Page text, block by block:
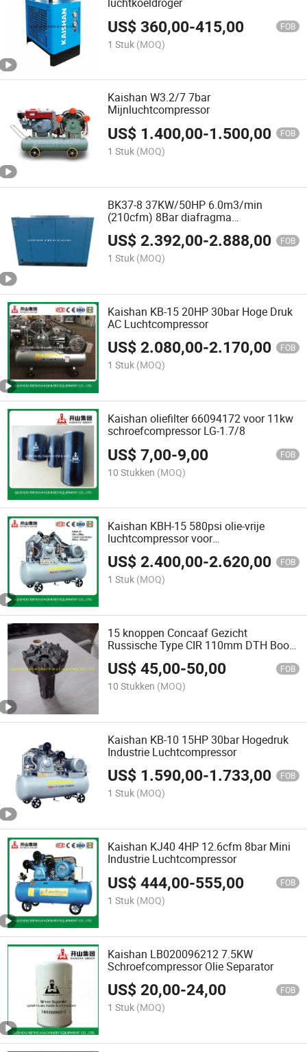
US$360,00-415,00 FOB
1 Stuk (MOQ)
Kaishan W3.2/7 7bar
Mijnluchtcompressor
US$ 1.400,00-1.500,00 FOB
1 Stuk (MOQ)
BK37-8 37KW/50HP 6.0m3/min
(210cfm) 8Bar diafragma
compressoren
US$2.392,00-2.888,00 FOB
1 Stuk (MOQ)
Kaishan KB-15 20HP 30bar Hoge Druk
AC Luchtcompressor
US$2.080,00-2.170,00 FOB
1 Stuk (MOQ)
Kaishan oliefilter 66094172 voor 11kw
schroefcompressor LG-1.7/8
US$7,00-9,00 FOB
10 Stukken (MOQ)
Kaishan KBH-15 580psi olie-vrije
luchtcompressor voor
flessenblaasmachine
US$2.400,00-2.620,00 FOB
1 Stuk (MOQ)
15 knoppen Concaaf Gezicht
Russische Type CIR 110mm DTH Boor
US$45,00-50,00 FOB
10 Stukken (MOQ)
Kaishan KB-10 15HP 30bar Hogedruk
Industrie Luchtcompressor
US$ 1.590,00-1.733,00 FOB
1 Stuk (MOQ)
Kaishan KJ40 4HP 12.6cfm 8bar Mini
Industrie Luchtcompressor
US$444,00-555,00 FOB
1 Stuk (MOQ)
Kaishan LB020096212 7.5KW
Schroefcompressor Olie Separator
US$20,00-24,00 FOB
1 Stuk (MOQ)